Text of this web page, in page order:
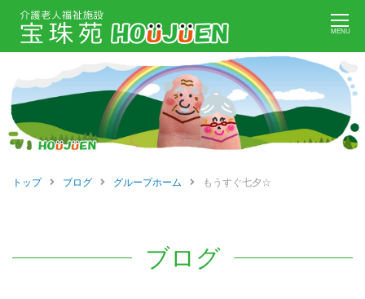
Skip
MENU
トップ ブログ グループホーム もうすぐ七夕☆
ブログ